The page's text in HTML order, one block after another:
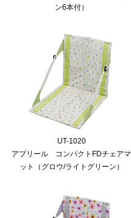
ン6本付）
UT-1020
アプリール コンパクトFDチェアマ
ット（グロウ/ライトグリーン）